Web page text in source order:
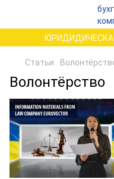
Статьи
Волонтёрство